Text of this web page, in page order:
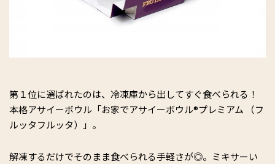
第１位に選ばれたのは、冷凍庫から出してすぐ食べられる！
本格アサイーボウル「お家でアサイーボウル®️プレミアム （フ
ルッタフルッタ）」。
解凍するだけでそのまま食べられる手軽さが◎。ミキサーい